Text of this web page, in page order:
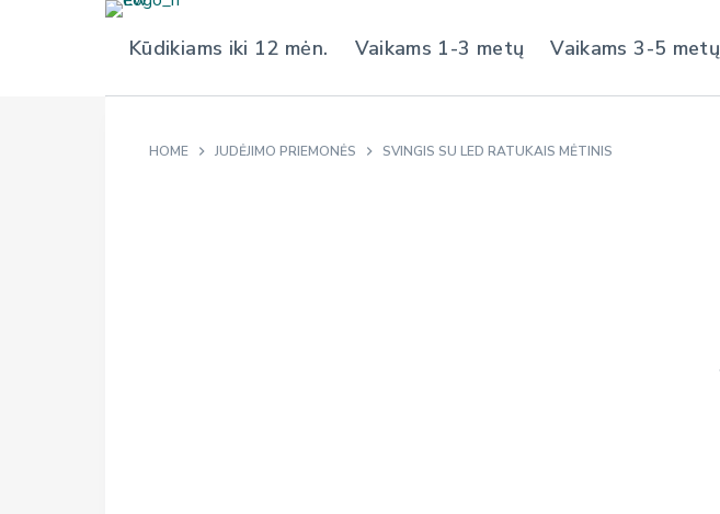
Kūdikiams iki 12 mėn. Vaikams 1-3 metų Vaikams 3-5 metų
HOME JUDĖJIMO PRIEMONĖS SVINGIS SU LED RATUKAIS MĖTINIS